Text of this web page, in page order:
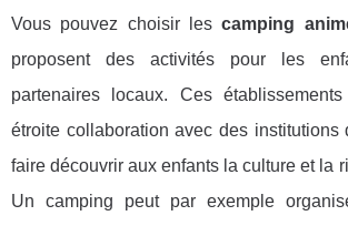
Vous pouvez choisir lescamping
proposent des activités pour les
partenaires locaux. Ces
étroite collaboration avec des institutions
faire découvrir aux enfants la culture et la
Un camping peut par exemple